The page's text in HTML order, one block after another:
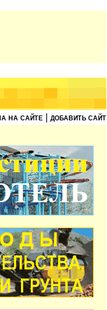
НА САЙТЕ ДОБАВИТЬ САЙТ